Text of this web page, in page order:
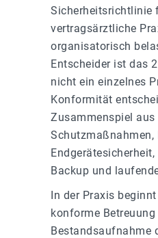
Sicherheitsrichtlinie
vertragsärztliche
organisatorisch
Entscheider ist das
nicht ein einzelnes
Konformität
Zusammenspiel aus
Schutzmaßnahmen,
Backup und
In der Praxis
konforme
Bestandsaufnahme